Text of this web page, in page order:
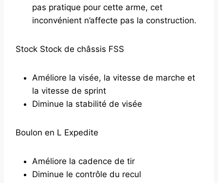
pas pratique pour cette arme, cet
inconvénient n’affecte pas la construction.
Stock Stock de châssis FSS
Améliore la visée, la vitesse de marche et
la vitesse de sprint
Diminue la stabilité de visée
Boulon en L Expedite
Améliore la cadence de tir
Diminue le contrôle du recul